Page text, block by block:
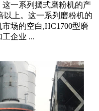
一系列摆式磨粉机的产
以上。这一系列磨粉机的
场的空白,HC1700型磨
企业 ...